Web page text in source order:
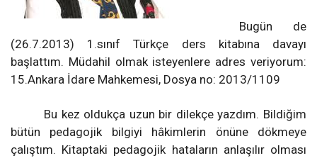
Bugün de
(26.7.2013) 1.sınıf Türkçe ders kitabına davayı
başlattım. Müdahil olmak isteyenlere adres veriyorum:
15.Ankara İdare Mahkemesi, Dosya no: 2013/1109
Bu kez oldukça uzun bir dilekçe yazdım. Bildiğim
bütün pedagojik bilgiyi hâkimlerin önüne dökmeye
çalıştım. Kitaptaki pedagojik hataların anlaşılır olması